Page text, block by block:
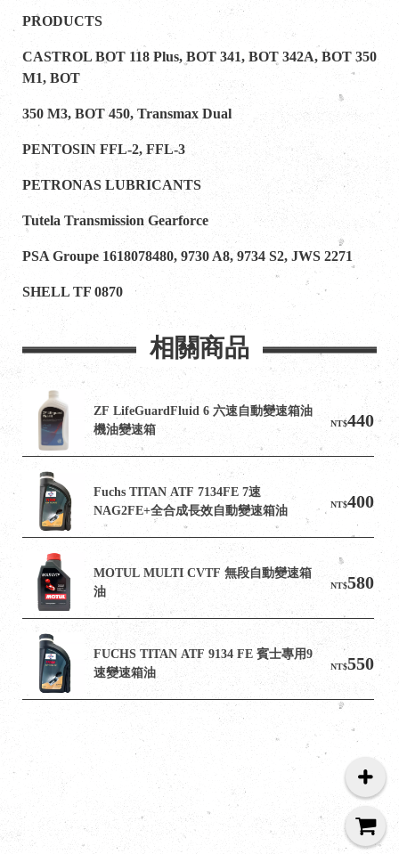
PRODUCTS
CASTROL BOT 118 Plus, BOT 341, BOT 342A, BOT 350
M1, BOT
350 M3, BOT 450, Transmax Dual
PENTOSIN FFL-2, FFL-3
PETRONAS LUBRICANTS
Tutela Transmission Gearforce
PSA Groupe 1618078480, 9730 A8, 9734 S2, JWS 2271
SHELL TF 0870
相關商品
NT$440
ZF LifeGuardFluid 6 六速自動變速箱油
機油變速箱
NT$400
Fuchs TITAN ATF 7134FE 7速
NAG2FE+全合成長效自動變速箱油
NT$580
MOTUL MULTI CVTF 無段自動變速箱
油
NT$550
FUCHS TITAN ATF 9134 FE 賓士專用9
速變速箱油